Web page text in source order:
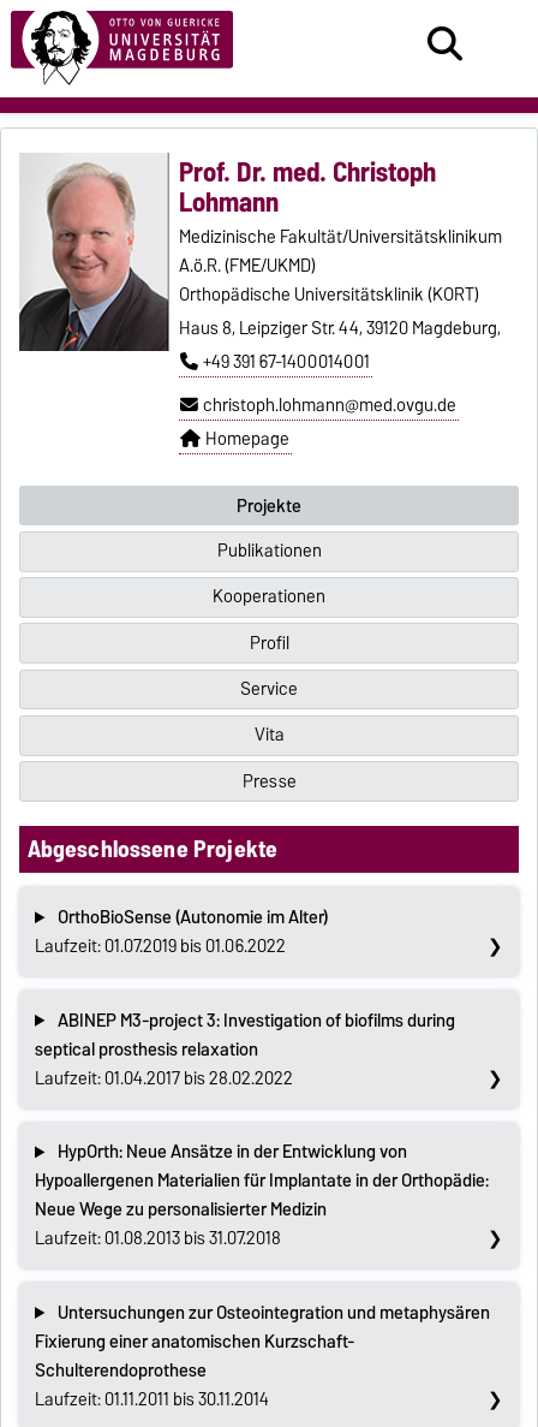
Prof. Dr. med. Christoph
Lohmann
Medizinische Fakultät/Universitätsklinikum
A.ö.R. (FME/UKMD)
Orthopädische Universitätsklinik (KORT)
Haus 8, Leipziger Str. 44, 39120 Magdeburg,
+49 391 67-1400014001
christoph.lohmann@med.ovgu.de
Homepage
Projekte
Publikationen
Kooperationen
Profil
Service
Vita
Presse
Abgeschlossene Projekte
OrthoBioSense (Autonomie im Alter)
Laufzeit: 01.07.2019 bis 01.06.2022
ABINEP M3-project 3: Investigation of biofilms during
septical prosthesis relaxation
Laufzeit: 01.04.2017 bis 28.02.2022
HypOrth: Neue Ansätze in der Entwicklung von
Hypoallergenen Materialien für Implantate in der Orthopädie:
Neue Wege zu personalisierter Medizin
Laufzeit: 01.08.2013 bis 31.07.2018
Untersuchungen zur Osteointegration und metaphysären
Fixierung einer anatomischen Kurzschaft-
Schulterendoprothese
Laufzeit: 01.11.2011 bis 30.11.2014